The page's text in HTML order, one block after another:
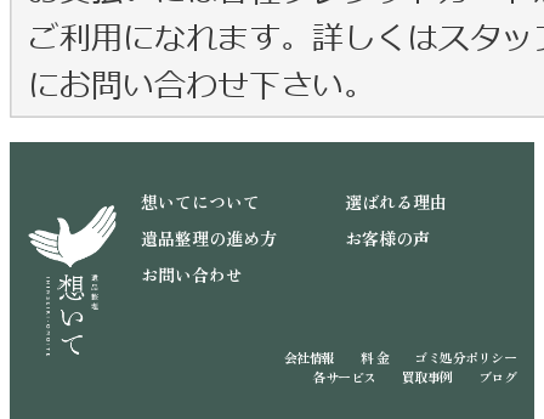
想いてについて
選ばれる理由
遺品整理の進め方
お客様の声
お問い合わせ
会社情報 料 金
ゴミ処分ポリシー
各サービス
買取事例 ブログ